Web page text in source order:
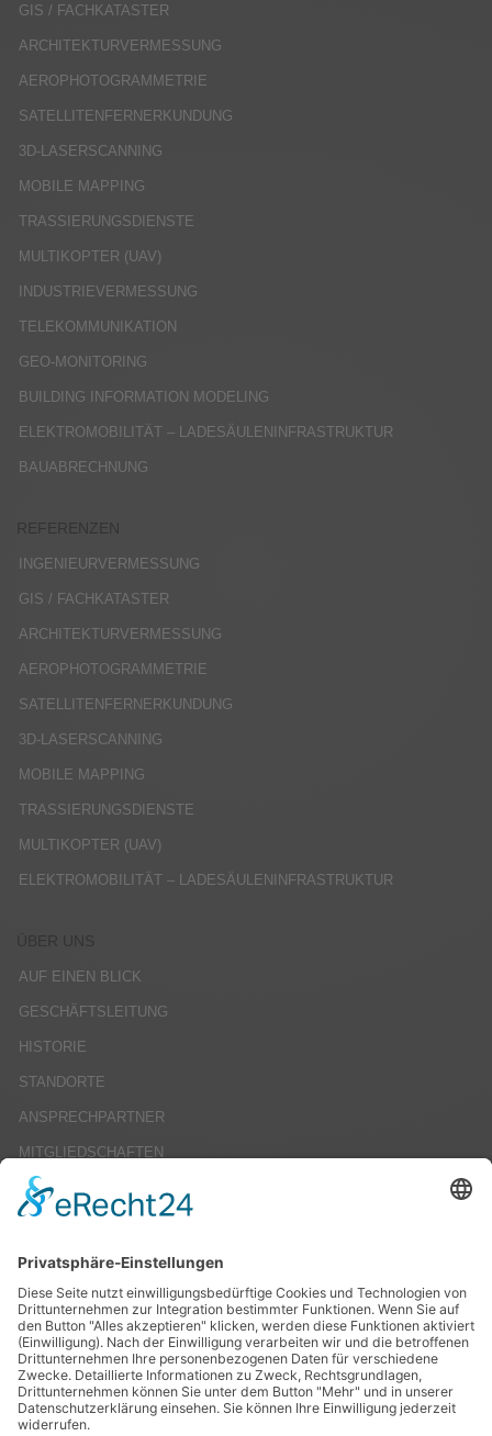
GIS / FACHKATASTER
ARCHITEKTURVERMESSUNG
AEROPHOTOGRAMMETRIE
SATELLITENFERNERKUNDUNG
3D-LASERSCANNING
MOBILE MAPPING
TRASSIERUNGSDIENSTE
MULTIKOPTER (UAV)
INDUSTRIEVERMESSUNG
TELEKOMMUNIKATION
GEO-MONITORING
BUILDING INFORMATION MODELING
ELEKTROMOBILITÄT – LADESÄULENINFRASTRUKTUR
BAUABRECHNUNG
REFERENZEN
INGENIEURVERMESSUNG
GIS / FACHKATASTER
ARCHITEKTURVERMESSUNG
AEROPHOTOGRAMMETRIE
SATELLITENFERNERKUNDUNG
3D-LASERSCANNING
MOBILE MAPPING
TRASSIERUNGSDIENSTE
MULTIKOPTER (UAV)
ELEKTROMOBILITÄT – LADESÄULENINFRASTRUKTUR
AUF EINEN BLICK
GESCHÄFTSLEITUNG
HISTORIE
STANDORTE
ANSPRECHPARTNER
MITGLIEDSCHAFTEN
KARRIERE
PRAKTIKA
STUDIENARBEITEN
SERVICE